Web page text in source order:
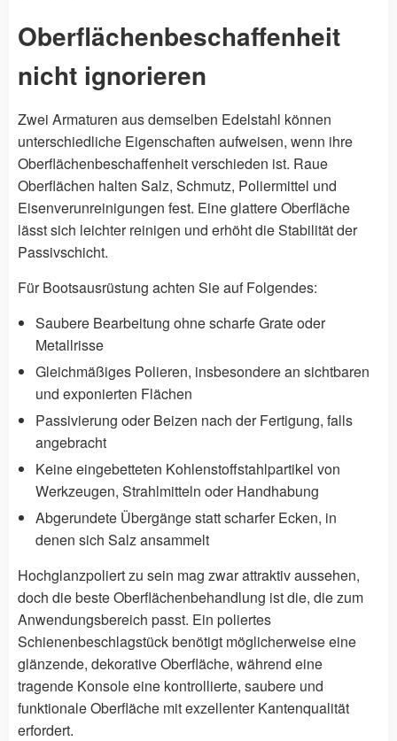
Oberflächenbeschaffenheit
nicht ignorieren
Zwei Armaturen aus demselben Edelstahl können
unterschiedliche Eigenschaften aufweisen, wenn ihre
Oberflächenbeschaffenheit verschieden ist. Raue
Oberflächen halten Salz, Schmutz, Poliermittel und
Eisenverunreinigungen fest. Eine glattere Oberfläche
lässt sich leichter reinigen und erhöht die Stabilität der
Passivschicht.
Für Bootsausrüstung achten Sie auf Folgendes:
Saubere Bearbeitung ohne scharfe Grate oder
Metallrisse
Gleichmäßiges Polieren, insbesondere an sichtbaren
und exponierten Flächen
Passivierung oder Beizen nach der Fertigung, falls
angebracht
Keine eingebetteten Kohlenstoffstahlpartikel von
Werkzeugen, Strahlmitteln oder Handhabung
Abgerundete Übergänge statt scharfer Ecken, in
denen sich Salz ansammelt
Hochglanzpoliert zu sein mag zwar attraktiv aussehen,
doch die beste Oberflächenbehandlung ist die, die zum
Anwendungsbereich passt. Ein poliertes
Schienenbeschlagstück benötigt möglicherweise eine
glänzende, dekorative Oberfläche, während eine
tragende Konsole eine kontrollierte, saubere und
funktionale Oberfläche mit exzellenter Kantenqualität
erfordert.